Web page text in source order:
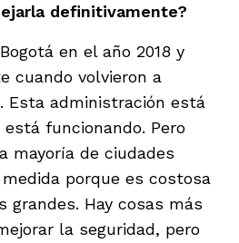
definitivamente?
en el año 2018 y
cuando volvieron a
Esta administración está
funcionando. Pero
mayoría de ciudades
porque es costosa
grandes. Hay cosas más
la seguridad, pero